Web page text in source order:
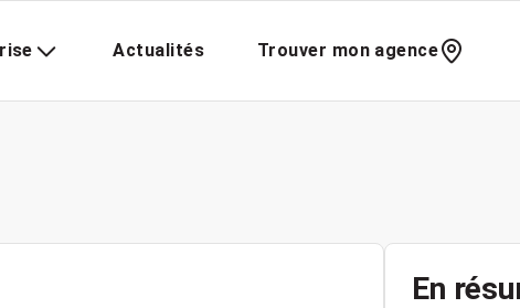
Actualités Trouver mon agence
En